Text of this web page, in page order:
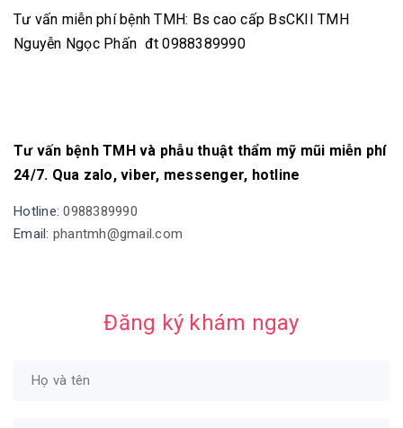
Tư vấn miễn phí bệnh TMH: Bs cao cấp BsCKII TMH
Nguyễn Ngọc Phấn đt 0988389990
Tư vấn bệnh TMH và phẫu thuật thẩm mỹ mũi miễn phí
24/7. Qua zalo, viber, messenger, hotline
Hotline:0988389990
Email: phantmh@gmail.com
Đăng ký khám ngay